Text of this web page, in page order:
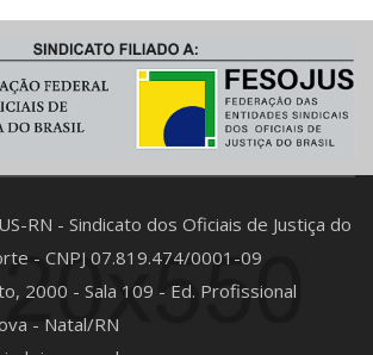
RN - Sindicato dos Oficiais de Justiça do
- CNPJ 07.819.474/0001-09
2000 - Sala 109 - Ed. Profissional
- Natal/RN